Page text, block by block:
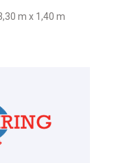
m x 1,40 m